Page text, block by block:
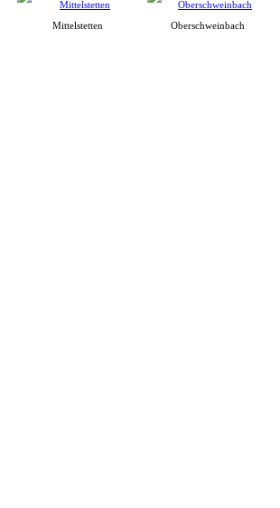
Mittelstetten Oberschweinbach